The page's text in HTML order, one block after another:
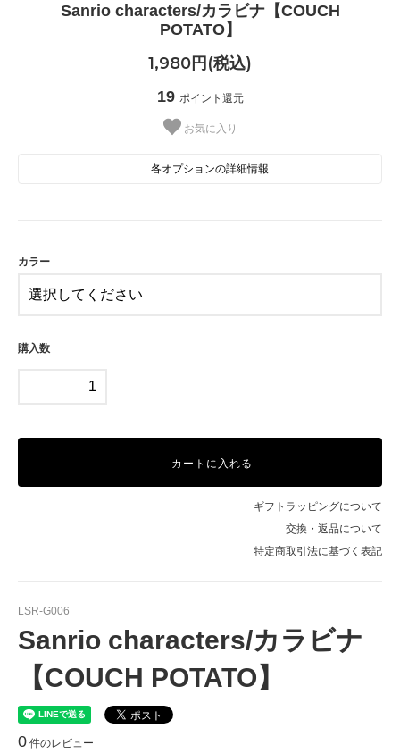
Sanrio characters/カラビナ【COUCH
POTATO】
1,980円(税込)
19 ポイント還元
お気に入り
各オプションの詳細情報
カラー
購入数
カートに入れる
ギフトラッピングについて
交換・返品について
特定商取引法に基づく表記
LSR-G006
Sanrio characters/カラビナ
【COUCH POTATO】
0 件のレビュー